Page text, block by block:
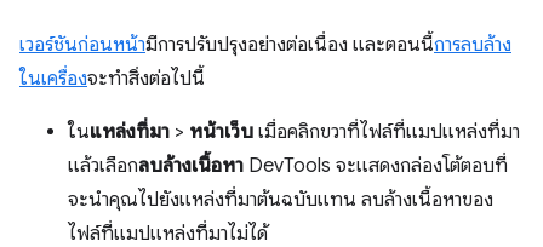
เวอร์ชันก่อนหน้ามีการปรับปรุงอย่างต่อเนื่อง และตอนนี้การลบล้าง
ในเครื่องจะทำสิ่งต่อไปนี้
ในแหล่งที่มา > หน้าเว็บ เมื่อคลิกขวาที่ไฟล์ที่แมปแหล่งที่มา
แล้วเลือกลบล้างเนื้อหา DevTools จะแสดงกล่องโต้ตอบที่
จะนำคุณไปยังแหล่งที่มาต้นฉบับแทน ลบล้างเนื้อหาของ
ไฟล์ที่แมปแหล่งที่มาไม่ได้